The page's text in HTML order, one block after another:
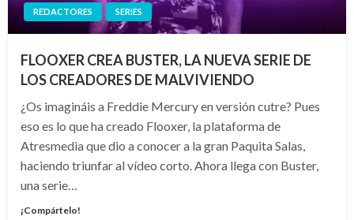
REDACTORES SERIES
FLOOXER CREA BUSTER, LA NUEVA SERIE DE
LOS CREADORES DE MALVIVIENDO
¿Os imagináis a Freddie Mercury en versión cutre? Pues
eso es lo que ha creado Flooxer, la plataforma de
Atresmedia que dio a conocer a la gran Paquita Salas,
haciendo triunfar al vídeo corto. Ahora llega con Buster,
una serie…
¡Compártelo!